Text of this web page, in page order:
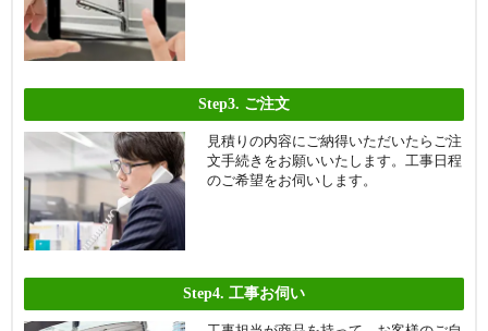
Step3. ご注文
見積りの内容にご納得いただいたらご注
文手続きをお願いいたします。工事日程
のご希望をお伺いします。
Step4. 工事お伺い